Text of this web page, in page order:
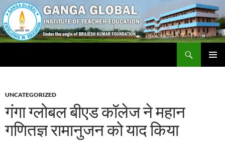
Skip
to
content
UNCATEGORIZED
गंगा ग्लोबल बीएड कॉलेज ने महान
गणितज्ञ रामानुजन को याद किया